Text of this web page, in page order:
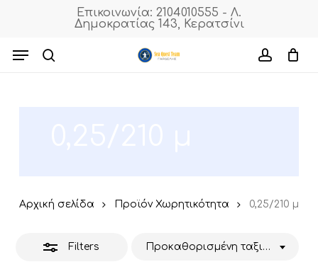
content
Επικοινωνία: 2104010555 - Λ.
Δημοκρατίας 143, Κερατσίνι
Menu
Cart
Αρχική σελίδα Προϊόν Χωρητικότητα 0,25/210 μ
Filters Προκαθορισμένη ταξινόμηση
Filters